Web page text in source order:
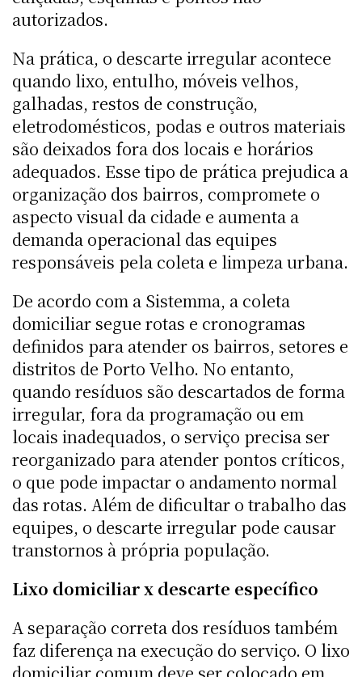
autorizados.
Na prática, o descarte irregular acontece
quando lixo, entulho, móveis velhos,
galhadas, restos de construção,
eletrodomésticos, podas e outros materiais
são deixados fora dos locais e horários
adequados. Esse tipo de prática prejudica a
organização dos bairros, compromete o
aspecto visual da cidade e aumenta a
demanda operacional das equipes
responsáveis pela coleta e limpeza urbana.
De acordo com a Sistemma, a coleta
domiciliar segue rotas e cronogramas
definidos para atender os bairros, setores e
distritos de Porto Velho. No entanto,
quando resíduos são descartados de forma
irregular, fora da programação ou em
locais inadequados, o serviço precisa ser
reorganizado para atender pontos críticos,
o que pode impactar o andamento normal
das rotas. Além de dificultar o trabalho das
equipes, o descarte irregular pode causar
transtornos à própria população.
Lixo domiciliar x descarte específico
A separação correta dos resíduos também
faz diferença na execução do serviço. O lixo
domiciliar comum deve ser colocado em